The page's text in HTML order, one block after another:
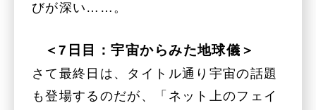
びが深い……。
＜7日目：宇宙からみた地球儀＞
さて最終日は、タイトル通り宇宙の話題
も登場するのだが、「ネット上のフェイ